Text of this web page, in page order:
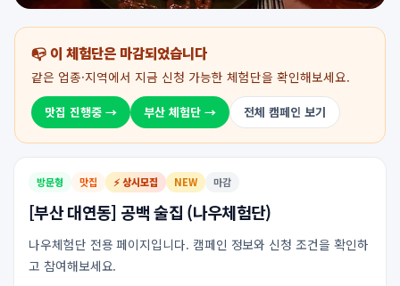
📭 이 체험단은 마감되었습니다
같은 업종·지역에서 지금 신청 가능한 체험단을 확인해보세요.
맛집 진행중 → 부산 체험단 → 전체 캠페인 보기
방문형 맛집 ⚡ 상시모집 NEW 마감
[부산 대연동] 공백 술집 (나우체험단)
나우체험단 전용 페이지입니다. 캠페인 정보와 신청 조건을 확인하
고 참여해보세요.